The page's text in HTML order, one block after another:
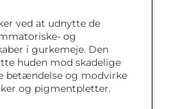
ved at udnytte de
og
i gurkemeje. Den
huden mod skadelige
betændelse og modvirke
og pigmentpletter.